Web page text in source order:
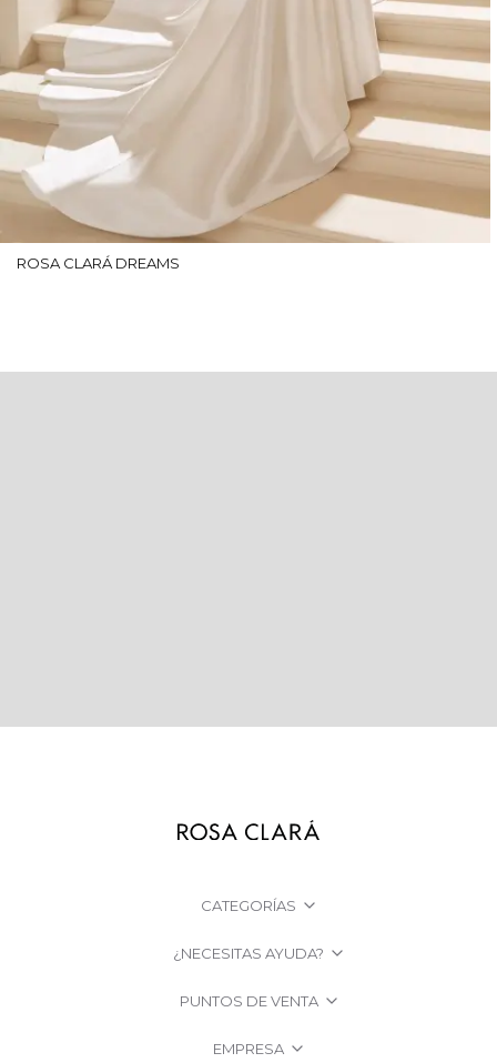
ROSA CLARÁ DREAMS
CATEGORÍAS
¿NECESITAS AYUDA?
PUNTOS DE VENTA
EMPRESA